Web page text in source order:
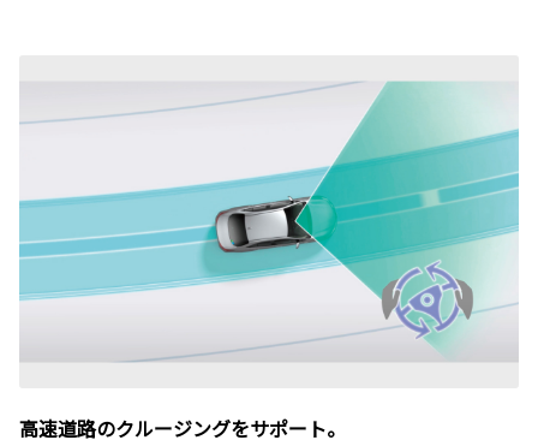
高速道路のクルージングをサポート。